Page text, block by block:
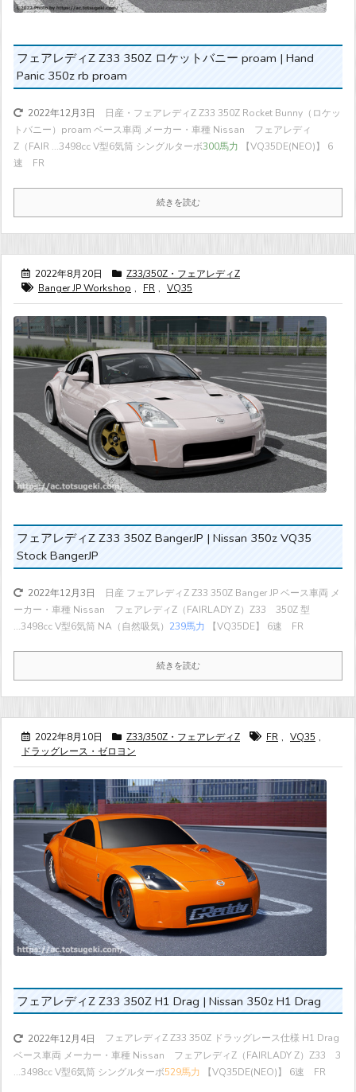
フェアレディZ Z33 350Z ロケットバニー proam | Hand
Panic 350z rb proam
2022年12月3日
日産・フェアレディZ Z33 350Z Rocket Bunny（ロケッ
トバニー）proam ベース車両 メーカー・車種 Nissan フェアレディ
Z（FAIR ...3498cc V型6気筒 シングルターボ300馬力 【VQ35DE(NEO)】 6
速 FR
続きを読む
2022年8月20日
Z33/350Z・フェアレディZ
Banger JP Workshop , FR , VQ35
フェアレディZ Z33 350Z BangerJP | Nissan 350z VQ35
Stock BangerJP
2022年12月3日
日産 フェアレディZ Z33 350Z Banger JP ベース車両 メ
ーカー・車種 Nissan フェアレディZ（FAIRLADY Z）Z33 350Z 型
...3498cc V型6気筒 NA（自然吸気） 239馬力 【VQ35DE】 6速 FR
続きを読む
2022年8月10日 Z33/350Z・フェアレディZ FR , VQ35 ,
ドラッグレース・ゼロヨン
フェアレディZ Z33 350Z H1 Drag | Nissan 350z H1 Drag
2022年12月4日
フェアレディZ Z33 350Z ドラッグレース仕様 H1 Drag
ベース車両 メーカー・車種 Nissan フェアレディZ（FAIRLADY Z）Z33 3
...3498cc V型6気筒 シングルターボ529馬力 【VQ35DE(NEO)】 6速 FR